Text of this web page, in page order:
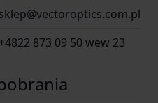
sklep@vectoroptics.com.pl
+4822 873 09 50 wew 23